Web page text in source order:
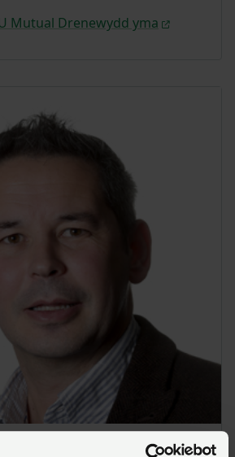
Mutual Drenewydd yma